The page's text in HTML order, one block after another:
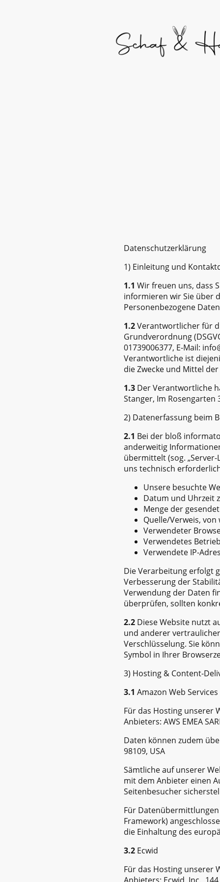
Datenschutzerklärung
1) Einleitung und
1.1 Wir freuen uns, dass
informieren wir Sie über
Personenbezogene
1.2Verantwortlicher für
Grundverordnung
01739006377, E-Mail:
Verantwortliche ist
die Zwecke und Mittel
1.3 Der Verantwortliche
Stanger, Im Rosengarten
2) Datenerfassung beim
2.1 Bei der bloß
anderweitig
übermittelt (sog.
uns technisch
Unsere besuchte
Datum und Uhrzeit
Menge der
Quelle/Verweis, von
Verwendeter
Verwendetes
Verwendete IP-
Die Verarbeitung erfolgt
Verbesserung der
Verwendung der Daten
überprüfen, sollten
2.2 Diese Website nutzt
und anderer vertraulicher
Verschlüsselung. Sie
Symbol in Ihrer
3) Hosting & Content-
3.1 Amazon Web Services
Für das Hosting unserer
Anbieters: AWS EMEA
Daten können zudem
98109, USA
Sämtliche auf unserer
mit dem Anbieter einen
Seitenbesucher
Für Datenübermittlungen
Framework)
die Einhaltung des
3.2 Ecwid
Für das Hosting unserer